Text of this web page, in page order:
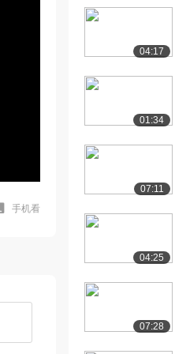
手机看
04:17
01:34
07:11
04:25
07:28